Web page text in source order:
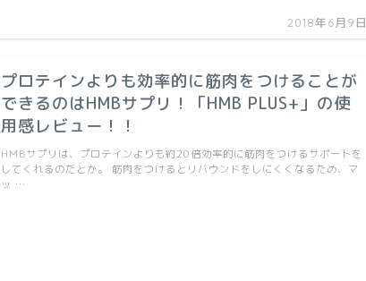
2018年6月9日
プロテインよりも効率的に筋肉をつけることが
できるのはHMBサプリ！「HMB PLUS+」の使
用感レビュー！！
HMBサプリは、プロテインよりも約20倍効率的に筋肉をつけるサポートを
してくれるのだとか。 筋肉をつけるとリバウンドをしにくくなるため、マ
ッ …